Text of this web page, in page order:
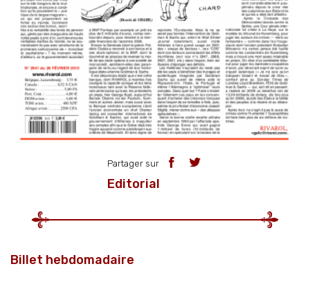
Partager sur
Editorial
Billet hebdomadaire